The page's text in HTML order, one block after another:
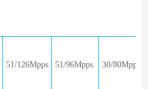
51/126Mpps 51/96Mpps 30/80Mpps